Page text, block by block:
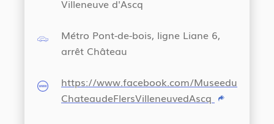
Villeneuve d'Ascq
Métro Pont-de-bois, ligne Liane 6,
arrêt Château
https://www.facebook.com/Museedu
ChateaudeFlersVilleneuvedAscq